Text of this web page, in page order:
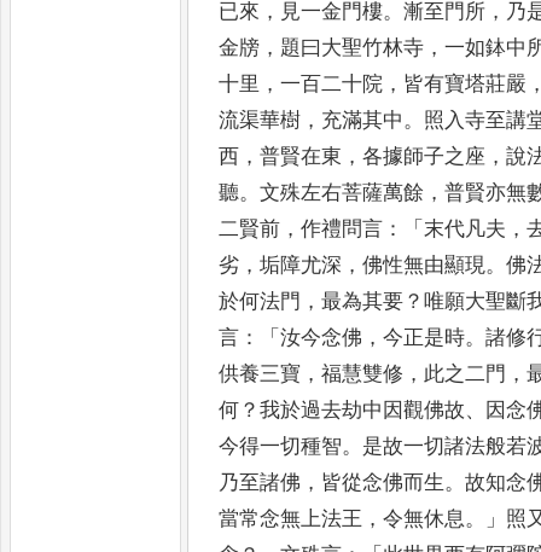
已來 ， 見一金門樓。漸至門所 ， 乃
金牓 ， 題曰大聖竹林寺 ，一如鉢中
十里 ，一百二十院 ， 皆有寶塔莊嚴
流渠華樹 ， 充滿其中。 照入寺至講
西 ，普賢在東 ，各據師子之座 ，說
聽。文殊左右菩薩萬餘 ，普賢亦無
二賢前 ，作禮問言 ：「末代凡夫 ，
劣 ，垢障尤深 ，佛性無由顯現。佛
於何法門 ，最為其要 ？唯願大聖斷
言 ：「汝今念佛 ，今正是時。諸修
供養三寶 ，福慧雙修 ， 此之二門 ，
何 ？我於過去劫中因觀佛故、
因念
今得一切種智。 是故一切諸法般若
乃至諸佛 ， 皆從念佛而生。故知念
當常念無上法王 ，令無休息。」 照